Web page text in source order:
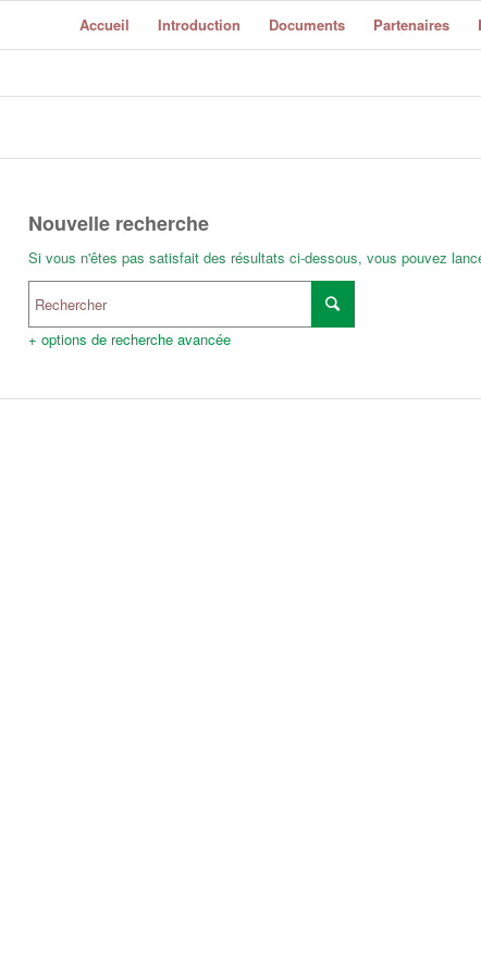
Accueil Introduction Documents Partenaires
Nouvelle recherche
Si vous n'êtes pas satisfait des résultats ci-dessous, vous pouvez
+ options de recherche avancée